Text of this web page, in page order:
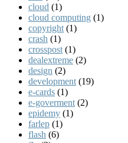
cloud (1)
cloud computing (1)
copyright (1)
crash (1)
crosspost (1)
dealextreme (2)
design (2)
development (19)
e-cards (1)
e-goverment (2)
epidemy (1)
farlep (1)
flash (6)